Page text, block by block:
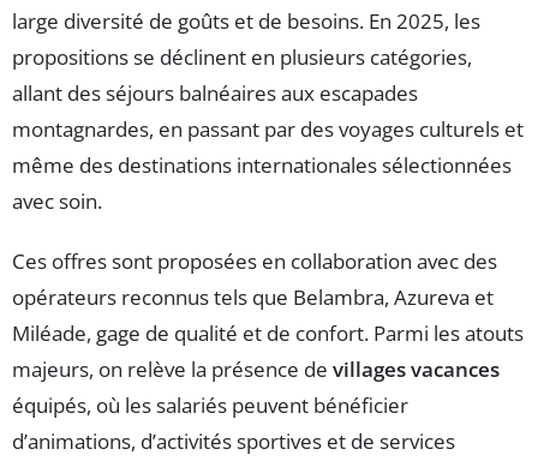
large diversité de goûts et de besoins. En 2025, les
propositions se déclinent en plusieurs catégories,
allant des séjours balnéaires aux escapades
montagnardes, en passant par des voyages culturels et
même des destinations internationales sélectionnées
avec soin.
Ces offres sont proposées en collaboration avec des
opérateurs reconnus tels que Belambra, Azureva et
Miléade, gage de qualité et de confort. Parmi les atouts
majeurs, on relève la présence de villages vacances
équipés, où les salariés peuvent bénéficier
d’animations, d’activités sportives et de services